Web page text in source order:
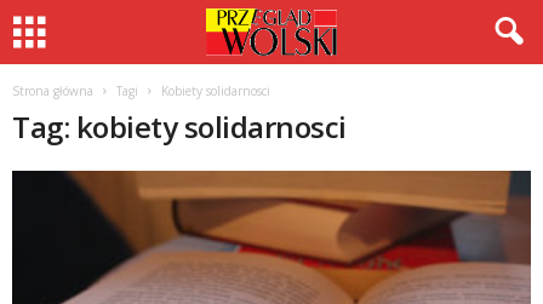
Strona główna Tagi Kobiety solidarnosci
Tag: kobiety solidarnosci